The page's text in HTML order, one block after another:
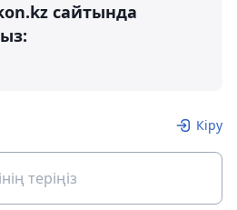
сайтында
Кіру